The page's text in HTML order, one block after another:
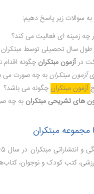
سوالات زیر پاسخ دهیم:
چه زمینه ای فعالیت می کند؟
طول سال تحصیلی توسط مبتکران
درآزمون مبتکران چگونه اقدام
آزمون مبتکرانبه چه صورت می
آزمون مبتکرانچگونه می باشد؟
های تشریحی مبتکران به چه
مجموعه مبتکران
کتب کودک و نوجوان،